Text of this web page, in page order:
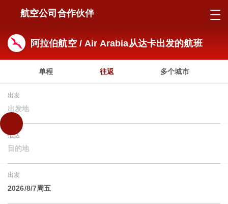
航空公司合作伙伴
阿拉伯航空 / Air Arabia从达卡出发的航班
单程 往返 多个城市
出发
出发地
抵达
目的地
出发
2026/8/7周五